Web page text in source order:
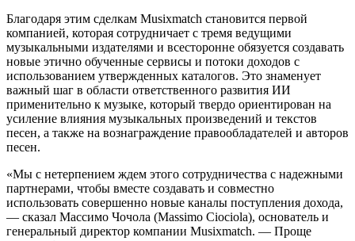
Благодаря этим сделкам Musixmatch становится первой
компанией, которая сотрудничает с тремя ведущими
музыкальными издателями и всесторонне обязуется создавать
новые этично обученные сервисы и потоки доходов с
использованием утвержденных каталогов. Это знаменует
важный шаг в области ответственного развития ИИ
применительно к музыке, который твердо ориентирован на
усиление влияния музыкальных произведений и текстов
песен, а также на вознаграждение правообладателей и авторов
песен.
«Мы с нетерпением ждем этого сотрудничества с надежными
партнерами, чтобы вместе создавать и совместно
использовать совершенно новые каналы поступления дохода,
— сказал Массимо Чочола (Massimo Ciociola), основатель и
генеральный директор компании Musixmatch. — Проще